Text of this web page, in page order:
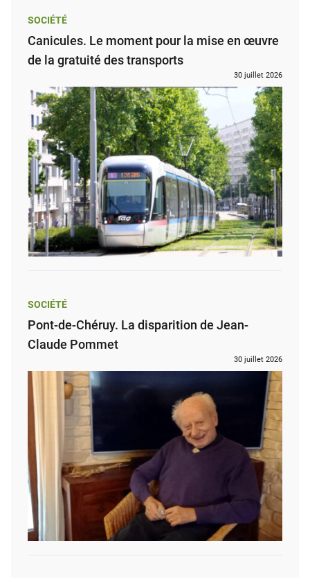
SOCIÉTÉ
Canicules. Le moment pour la mise en œuvre
de la gratuité des transports
30 juillet 2026
SOCIÉTÉ
Pont-de-Chéruy. La disparition de Jean-
Claude Pommet
30 juillet 2026